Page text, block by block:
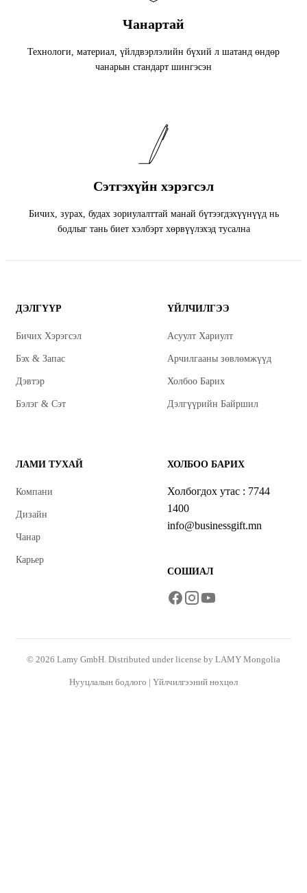
Чанартай
Технологи, материал, үйлдвэрлэлийн бүхий л шатанд өндөр
чанарын стандарт шингэсэн
Сэтгэхүйн хэрэгсэл
Бичих, зурах, будах зориулалттай манай бүтээгдэхүүнүүд нь
бодлыг тань биет хэлбэрт хөрвүүлэхэд тусална
ДЭЛГҮҮР
Бичих Хэрэгсэл
Бэх & Запас
Дэвтэр
Бэлэг & Сэт
ҮЙЛЧИЛГЭЭ
Асуулт Хариулт
Арчилгааны зөвлөмжүүд
Холбоо Барих
Дэлгүүрийн Байршил
ЛАМИ ТУХАЙ
Компани
Дизайн
Чанар
Карьер
ХОЛБОО БАРИХ
Холбогдох утас : 7744
1400
info@businessgift.mn
СОШИАЛ
© 2026 Lamy GmbH. Distributed under license by LAMY Mongolia
Нууцлалын бодлого | Үйлчилгээний нөхцөл